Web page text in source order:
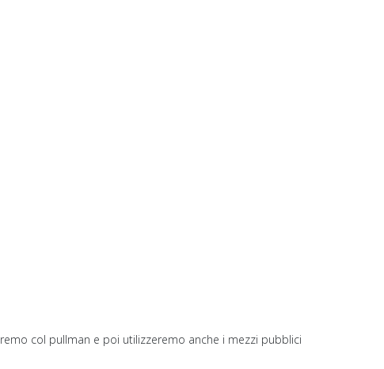
col pullman e poi utilizzeremo anche i mezzi pubblici